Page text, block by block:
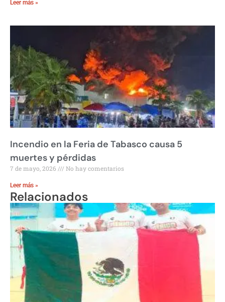
Leer más »
Incendio en la Feria de Tabasco causa 5
muertes y pérdidas
7 de mayo, 2026 No hay comentarios
Leer más »
Relacionados